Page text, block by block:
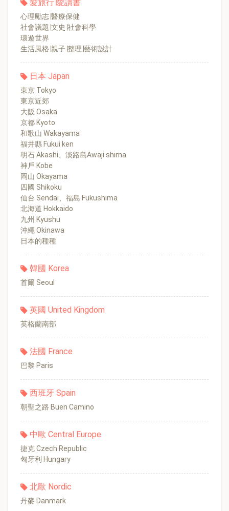
愛旅行∣愛讀書
心理勵志∣醫療保健
社會議題∣文史∣社會科學
環遊世界
生活風格∣親子∣整理∣藝術設計
日本 Japan
東京 Tokyo
東京近郊
大阪 Osaka
京都 Kyoto
和歌山 Wakayama
福井縣 Fukui ken
明石 Akashi、淡路島Awaji shima
神戶 Kobe
岡山 Okayama
四國 Shikoku
仙台 Sendai、福島 Fukushima
北海道 Hokkaido
九州 Kyushu
沖繩 Okinawa
日本的種種
韓國 Korea
首爾 Seoul
英國 United Kingdom
英格蘭南部
法國 France
巴黎 Paris
西班牙 Spain
朝聖之路 Buen Camino
中歐 Central Europe
捷克 Czech Republic
匈牙利 Hungary
北歐 Nordic
丹麥 Danmark